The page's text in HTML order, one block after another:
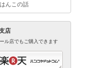
はんこの話
店
ル店でもご購入できます